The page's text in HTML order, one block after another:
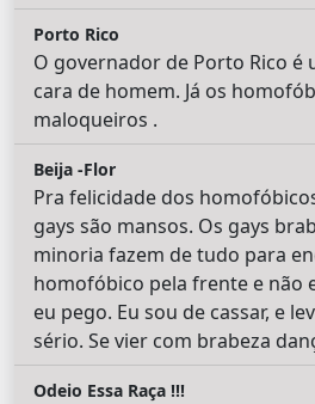
Porto Rico
O governador de Porto Rico é
cara de homem. Já os
maloqueiros .
Beija -Flor
Pra felicidade dos
gays são mansos. Os gays
minoria fazem de tudo para
homofóbico pela frente e não
eu pego. Eu sou de cassar, e
sério. Se vier com brabeza
Odeio Essa Raça !!!